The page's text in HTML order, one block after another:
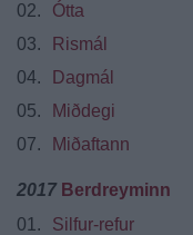
02.
Ótta
03.
Rismál
04.
Dagmál
05.
Miðdegi
07.
Miðaftann
2017 Berdreyminn
01.
Silfur-refur